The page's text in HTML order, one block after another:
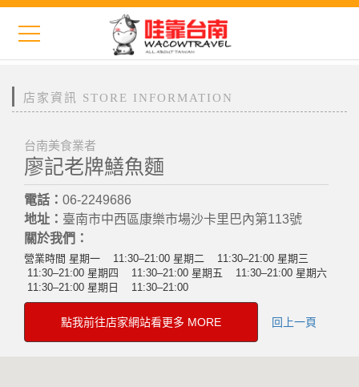
店家資訊 STORE INFORMATION
台南美食業者
廖記老牌鱔魚麵
電話： 06-2249686
地址： 臺南市中西區康樂市場沙卡里巴內第113號
關於我們：
營業時間 星期一 11:30–21:00 星期二 11:30–21:00 星期三
11:30–21:00 星期四 11:30–21:00 星期五 11:30–21:00 星期六
11:30–21:00 星期日 11:30–21:00
點我前往店家網站看更多 MORE 回上一頁